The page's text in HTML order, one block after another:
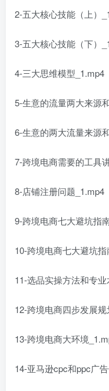
2-五大核心技能（上）
3-五大核心技能（下）
4-三大思维模型_1.mp4
5-生意的流量两大来源
6-生意的两大流量来源
7-跨境电商需要的工具
8-店铺注册问题_1.mp4
9-跨境电商七大避坑指
10-跨境电商七大避坑
11-选品实操方法和专
12-跨境电商四步发展
13-跨境电商大环境
14-亚马逊cpc和ppc广